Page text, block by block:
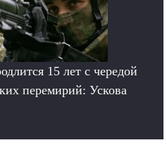
15 лет с чередой
перемирий: Ускова